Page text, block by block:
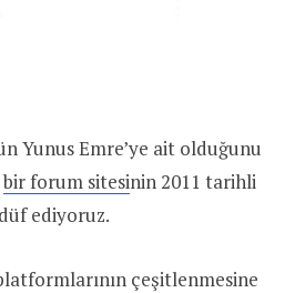
Yunus Emre’ye ait olduğunu
bir forum sitesinin 2011 tarihli
ediyoruz.
çeşitlenmesine